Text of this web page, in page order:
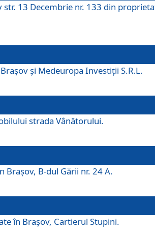
13 Decembrie nr. 133 din
și Medeuropa Investiții S.R.L.
strada Vânătorului.
B-dul Gării nr. 24 A.
în Braşov, Cartierul Stupini.